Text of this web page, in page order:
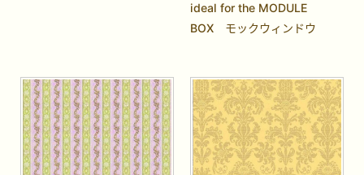
ideal for the MODULE
BOX モックウィンドウ